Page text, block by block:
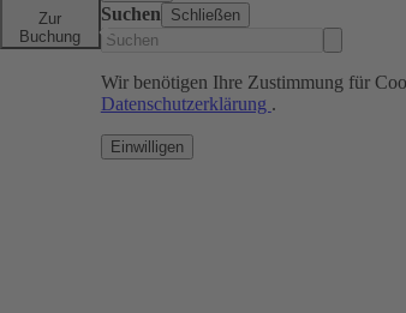
Zur
Buchung
Suchen Schließen
Wir benötigen Ihre Zustimmung für
Datenschutzerklärung .
Einwilligen